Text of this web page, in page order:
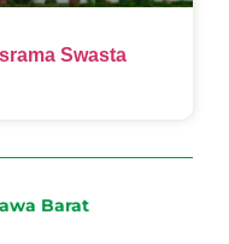
Swasta
Barat